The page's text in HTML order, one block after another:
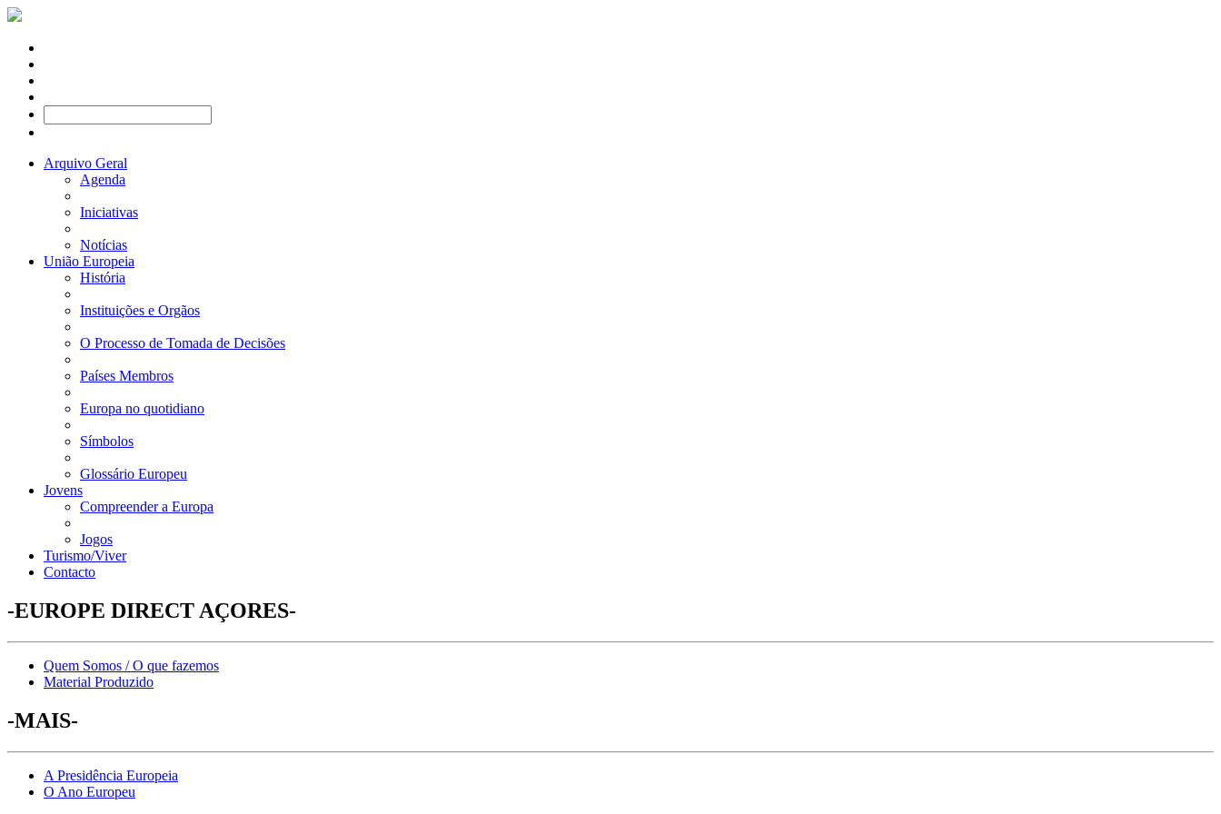
Arquivo Geral
Agenda
Iniciativas
Notícias
União Europeia
História
Instituições e Orgãos
O Processo de Tomada de Decisões
Países Membros
Europa no quotidiano
Símbolos
Glossário Europeu
Jovens
Compreender a Europa
Jogos
Turismo/Viver
Contacto
-EUROPE DIRECT AÇORES-
Quem Somos / O que fazemos
Material Produzido
-MAIS-
A Presidência Europeia
O Ano Europeu